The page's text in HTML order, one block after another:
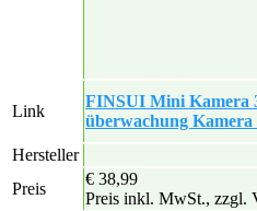
Link
FINSUI Mini Kamera
überwachung
Hersteller
Preis
€ 38,99
Preis inkl. MwSt., zzgl.